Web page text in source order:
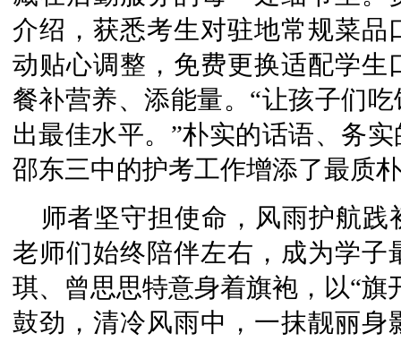
介绍，获悉考生对驻地常规菜
动贴心调整，免费更换适配学
餐补营养、添能量。“让孩子们
出最佳水平。”朴实的话语、务
邵东三中的护考工作增添了最质
师者坚守担使命，风雨护航
老师们始终陪伴左右，成为学
琪、曾思思特意身着旗袍，以“
鼓劲，清冷风雨中，一抹靓丽